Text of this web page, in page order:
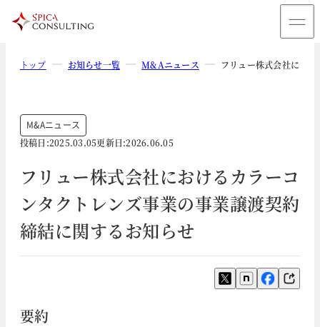
トップ お知らせ一覧 M&Aニュース フリュー株式会社にお
M&Aニュース
投稿日:2025.03.05更新日:2026.06.05
フリュー株式会社におけるカラーコ
ンタクトレンズ事業の事業譲渡契約
締結に関するお知らせ
要約